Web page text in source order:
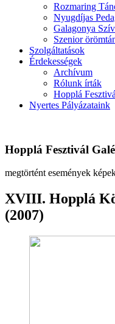
Rozmaring
Nyugdíjas
Galagonya
Szenior
Szolgáltatások
Érdekességek
Archívum
Rólunk írták
Hopplá
Nyertes Pályázataink
Hopplá Fesztivál
megtörtént események
XVIII. Hopplá
(2007)